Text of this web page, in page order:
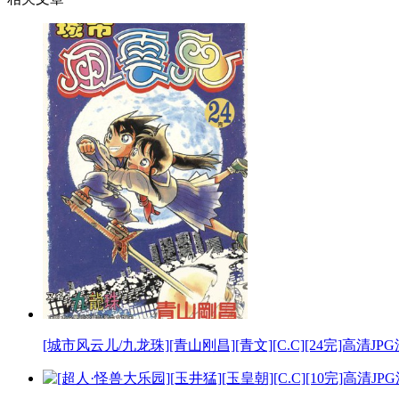
[城市风云儿/九龙珠][青山刚昌][青文][C.C][24完]高清JPG